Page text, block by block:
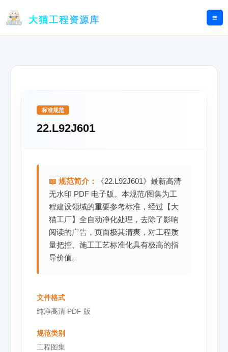
大猫工程资源库
标准规范
22.L92J601
📖 规范简介：
《22.L92J601》最新高清
无水印 PDF 电子版。本规范/图集为工
程建设领域的重要参考标准，经过【大
猫工厂】全自动净化处理，去除了影响
阅读的广告，页面极其清爽，对工程质
量把控、施工工艺标准化具有极高的指
导价值。
文件格式
纯净高清 PDF 版
规范类别
工程图集